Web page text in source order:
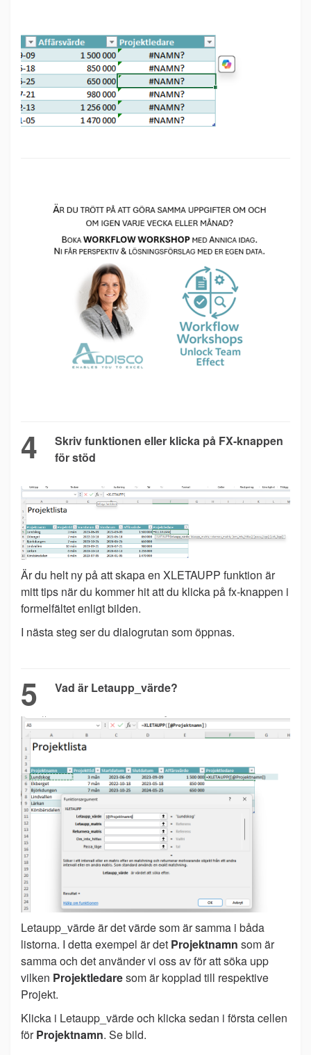
4
Skriv funktionen eller klicka på FX-knappen
för stöd
Är du helt ny på att skapa en XLETAUPP funktion är
mitt tips när du kommer hit att du klicka på fx-knappen i
formelfältet enligt bilden.
I nästa steg ser du dialogrutan som öppnas.
5 Vad är Letaupp_värde?
Letaupp_värde är det värde som är samma i båda
listorna. I detta exempel är det Projektnamn som är
samma och det använder vi oss av för att söka upp
vilken Projektledaresom är kopplad till respektive
Projekt.
Klicka i Letaupp_värde och klicka sedan i första cellen
förProjektnamn. Se bild.